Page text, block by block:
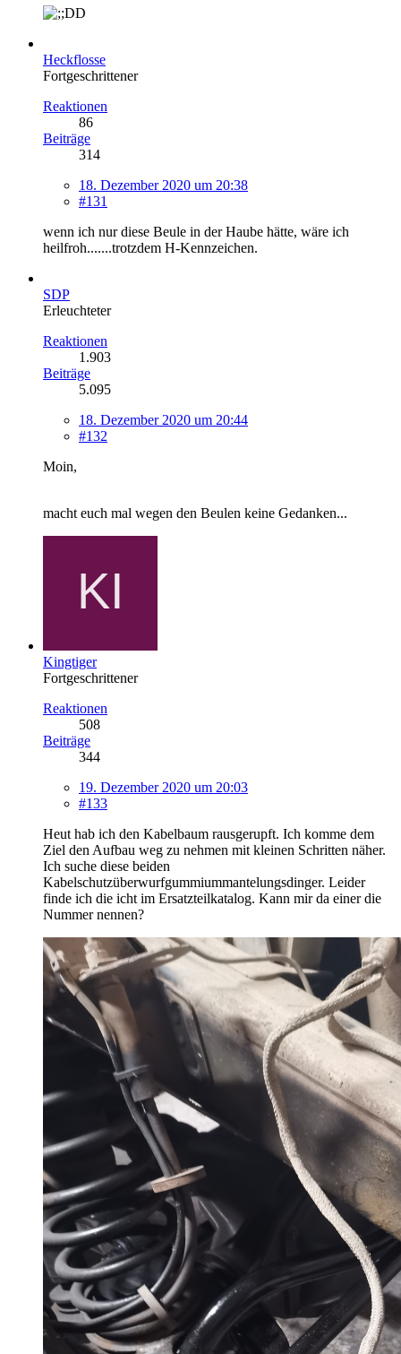
Heckflosse
Fortgeschrittener
Reaktionen
86
Beiträge
314
18. Dezember 2020 um 20:38
#131
wenn ich nur diese Beule in der Haube hätte, wäre ich
heilfroh.......trotzdem H-Kennzeichen.
SDP
Erleuchteter
Reaktionen
1.903
Beiträge
5.095
18. Dezember 2020 um 20:44
#132
Moin,
macht euch mal wegen den Beulen keine Gedanken...
Kingtiger
Fortgeschrittener
Reaktionen
508
Beiträge
344
19. Dezember 2020 um 20:03
#133
Heut hab ich den Kabelbaum rausgerupft. Ich komme dem
Ziel den Aufbau weg zu nehmen mit kleinen Schritten näher.
Ich suche diese beiden
Kabelschutzüberwurfgummiummantelungsdinger. Leider
finde ich die icht im Ersatzteilkatalog. Kann mir da einer die
Nummer nennen?